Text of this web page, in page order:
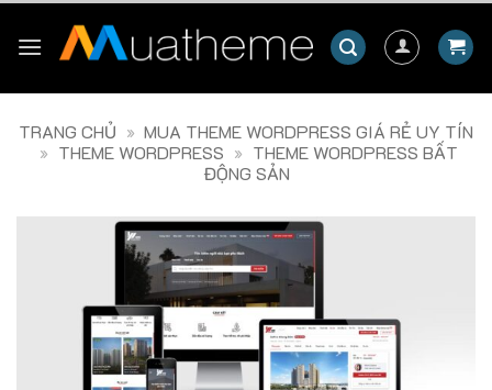
TRANG CHỦ » MUA THEME WORDPRESS GIÁ RẺ UY TÍN
» THEME WORDPRESS » THEME WORDPRESS BẤT
ĐỘNG SẢN